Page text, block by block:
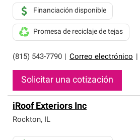
(815) 543-7790 Correo electrónico
Financiación disponible
Promesa de reciclaje de tejas
Solicitar una cotización
iRoof Exteriors Inc
Rockton, IL